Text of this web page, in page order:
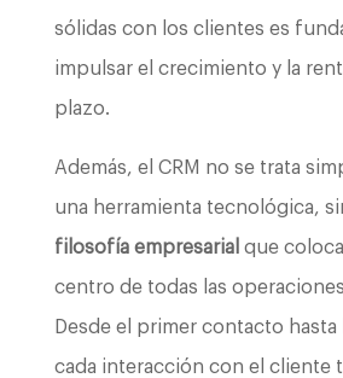
sólidas con los clientes es
impulsar el crecimiento y la
plazo.
Además, el CRM no se trata
una herramienta tecnológica,
filosofía empresarial que
centro de todas las
Desde el primer contacto
cada interacción con el cliente